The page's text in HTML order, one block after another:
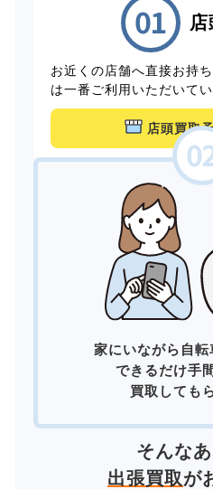
店
お近くの店舗へ直接お持
は一番ご利用いただいて
店頭買取
家にいながら自転
できるだけ手
買取しても
そんな
出張買取が